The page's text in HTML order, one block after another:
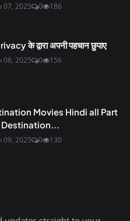
07, 2025 0 186
के द्वारा अपनी पहचान छुपाए
08, 2025 0 156
Movies Hindi all Part
Destination...
09, 2025 0 130